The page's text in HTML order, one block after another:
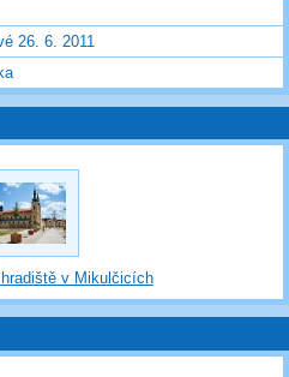
26. 6. 2011
v Mikulčicích